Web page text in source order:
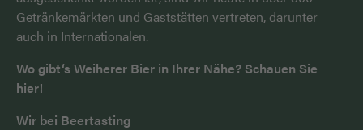
Getränkemärkten und Gaststätten vertreten, darunter
auch in Internationalen.
Wo gibt‘s Weiherer Bier in Ihrer Nähe? Schauen Sie
hier!
Wir bei Beertasting